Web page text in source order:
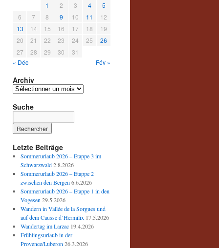
1 2 3 4
5
6
7 8 9 10 11
12
13
14 15 16 17 18
19
20
21 22 23 24 25
26
27
28 29 30
31
« Déc
Fév »
Archiv
Archiv
Suche
Letzte Beiträge
Sommerurlaub 2026 – Etappe 3 im
Schwarzwald 2.8.2026
Sommerurlaub 2026 – Etappe 2
zwischen den Bergen 6.6.2026
Sommerurlaub 2026 – Etappe 1 in den
Vogesen 29.5.2026
Wandern in Vallée de la Sorgues und
auf dem Causse d’Hermilix 17.5.2026
Wandertag im Larzac 19.4.2026
Frühlingsurlaub in der
Provence/Luberon 26.3.2026